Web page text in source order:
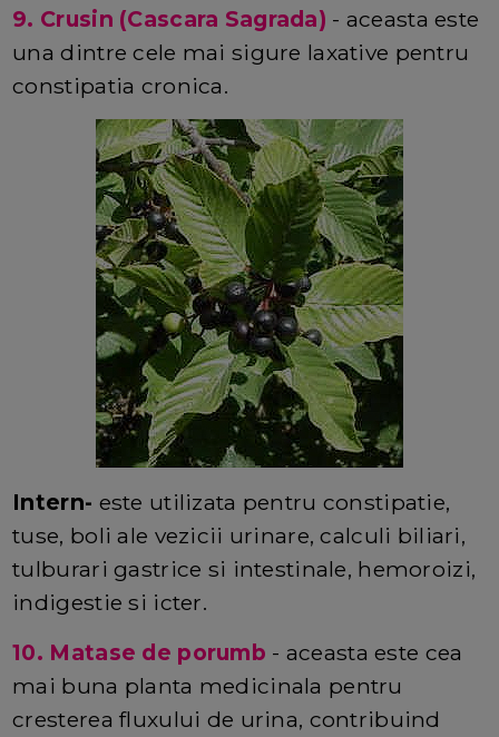
9. Crusin (Cascara Sagrada) - aceasta este
una dintre cele mai sigure laxative pentru
constipatia cronica.
Intern- este utilizata pentru constipatie,
tuse, boli ale vezicii urinare, calculi biliari,
tulburari gastrice si intestinale, hemoroizi,
indigestie si icter.
10. Matase de porumb - aceasta este cea
mai buna planta medicinala pentru
cresterea fluxului de urina, contribuind